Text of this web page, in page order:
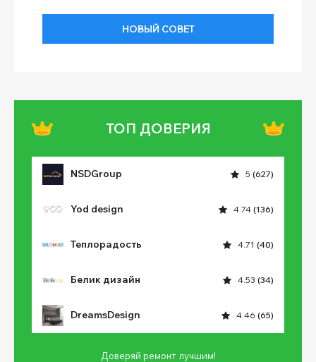
НОВЫЙ СОВЕТ
ТОП ДОВЕРИЯ
NSDGroup 5 (627)
Yod design 4.74 (136)
Теплорадость 4.71 (40)
Белик дизайн 4.53 (34)
DreamsDesign 4.46 (65)
Доверяй ремонт лучшим!